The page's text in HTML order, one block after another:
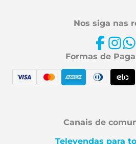
Nos siga nas
Formas de
Canais de
Televendas para